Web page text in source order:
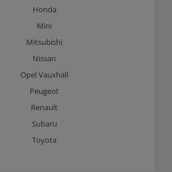
Honda
Mini
Mitsubishi
Nissan
Opel Vauxhall
Peugeot
Renault
Subaru
Toyota